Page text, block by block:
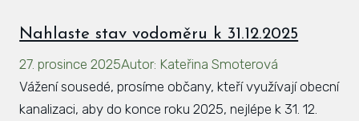
Nahlaste stav vodoměru k 31.12.2025
27. prosince 2025Autor: Kateřina Smoterová
Vážení sousedé, prosíme občany, kteří využívají obecní
kanalizaci, aby do konce roku 2025, nejlépe k 31. 12.